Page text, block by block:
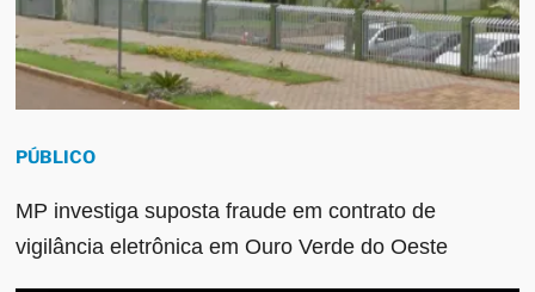
PÚBLICO
MP investiga suposta fraude em contrato de
vigilância eletrônica em Ouro Verde do Oeste